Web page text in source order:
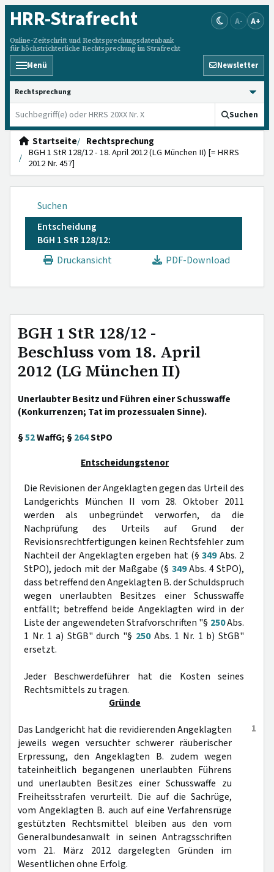
HRR-Strafrecht
Online-Zeitschrift und Rechtsprechungsdatenbank
für höchstrichterliche Rechtsprechung im Strafrecht
A- A+
Menü Newsletter
HRRS durchsuchen
Suchen
Startseite
Rechtsprechung
BGH 1 StR 128/12 - 18. April 2012 (LG München II) [= HRRS
2012 Nr. 457]
Suchen
Entscheidung
BGH 1 StR 128/12:
Druckansicht
PDF-Download
BGH 1 StR 128/12 -
Beschluss vom 18. April
2012 (LG München II)
Unerlaubter Besitz und Führen einer Schusswaffe
(Konkurrenzen; Tat im prozessualen Sinne).
§52WaffG; §264StPO
Entscheidungstenor
Die Revisionen der Angeklagten gegen das Urteil des
Landgerichts München II vom 28. Oktober 2011
werden als unbegründet verworfen, da die
Nachprüfung des Urteils auf Grund der
Revisionsrechtfertigungen keinen Rechtsfehler zum
Nachteil der Angeklagten ergeben hat (§349Abs. 2
StPO), jedoch mit der Maßgabe (§ 349Abs. 4 StPO),
dass betreffend den Angeklagten B. der Schuldspruch
wegen unerlaubten Besitzes einer Schusswaffe
entfällt; betreffend beide Angeklagten wird in der
Liste der angewendeten Strafvorschriften "§ 250Abs.
1 Nr. 1 a) StGB" durch "§ 250Abs. 1 Nr. 1 b) StGB"
ersetzt.
Jeder Beschwerdeführer hat die Kosten seines
Rechtsmittels zu tragen.
Gründe
1
Das Landgericht hat die revidierenden Angeklagten
jeweils wegen versuchter schwerer räuberischer
Erpressung, den Angeklagten B. zudem wegen
tateinheitlich begangenen unerlaubten Führens
und unerlaubten Besitzes einer Schusswaffe zu
Freiheitsstrafen verurteilt. Die auf die Sachrüge,
vom Angeklagten B. auch auf eine Verfahrensrüge
gestützten Rechtsmittel bleiben aus den vom
Generalbundesanwalt in seinen Antragsschriften
vom 21. März 2012 dargelegten Gründen im
Wesentlichen ohne Erfolg.